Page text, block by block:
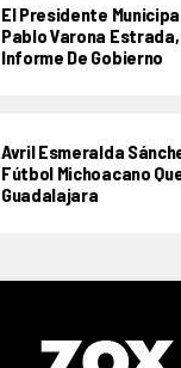
El Presidente
Pablo Varona
Informe De Gobierno
Avril Esmeralda
Fútbol Michoacano
Guadalajara